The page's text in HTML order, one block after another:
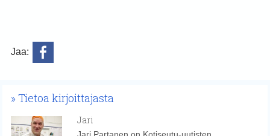
Jaa:
Tietoa kirjoittajasta
Jari